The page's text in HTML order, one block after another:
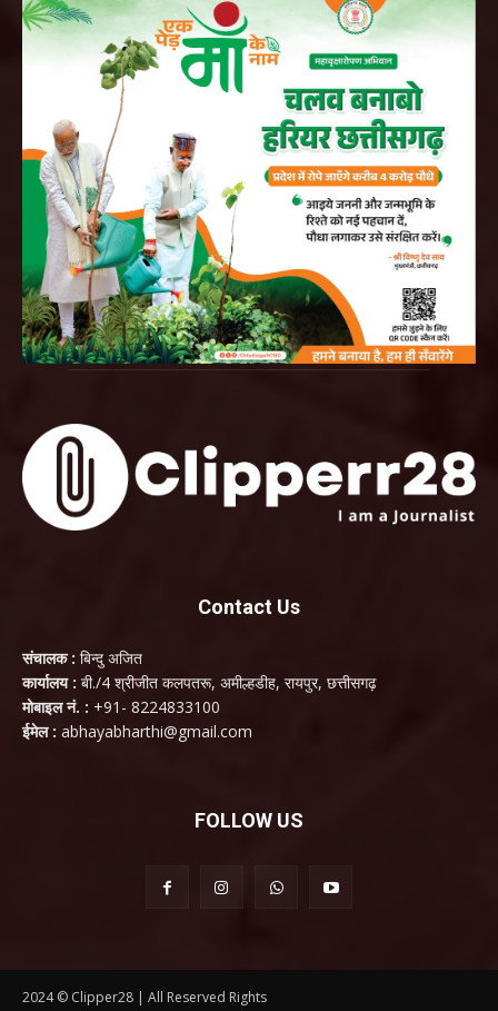
Contact Us
संचालक : बिन्दु अजित
कार्यालय : बी./4 श्रीजीत कलपतरू, अमील्हडीह, रायपुर, छत्तीसगढ़
मोबाइल नं. : +91- 8224833100
ईमेल : abhayabharthi@gmail.com
FOLLOW US
2024 © Clipper28 | All Reserved Rights